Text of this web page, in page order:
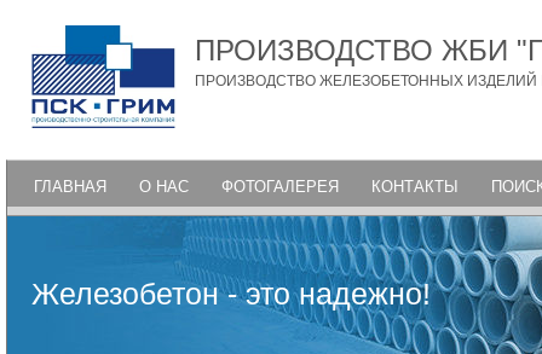
ПРОИЗВОДСТВО ЖБИ
ПРОИЗВОДСТВО ЖЕЛЕЗОБЕТОННЫХ
ГЛАВНАЯ О НАС ФОТОГАЛЕРЕЯ КОНТАКТЫ
Железобетон - это надежно!